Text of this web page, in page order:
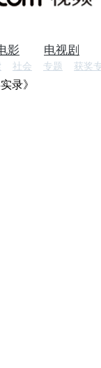
影 电视剧
社会 专题 获奖
录》